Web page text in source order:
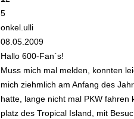
5
onkel.ulli
08.05.2009
Hallo 600-Fan`s!
Muss mich mal melden, konnten
mich ziehmlich am Anfang des
hatte, lange nicht mal PKW
platz des Tropical Island, mit